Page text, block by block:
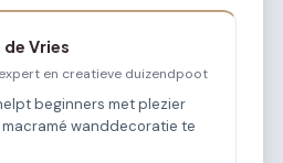
Vries
en creatieve duizendpoot
beginners met plezier
wanddecoratie te